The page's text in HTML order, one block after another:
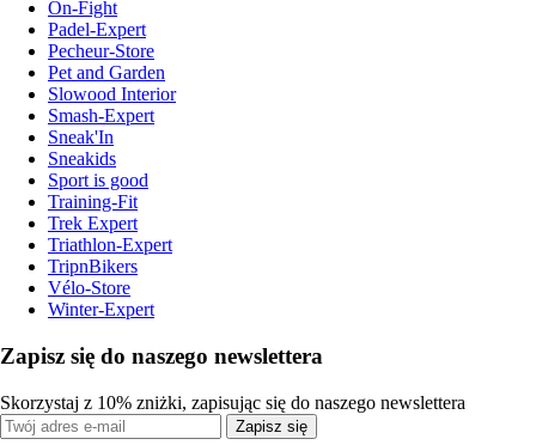
On-Fight
Padel-Expert
Pecheur-Store
Pet and Garden
Slowood Interior
Smash-Expert
Sneak'In
Sneakids
Sport is good
Training-Fit
Trek Expert
Triathlon-Expert
TripnBikers
Vélo-Store
Winter-Expert
Zapisz się do naszego newslettera
Skorzystaj z 10% zniżki, zapisując się do naszego newslettera
Zapisz się